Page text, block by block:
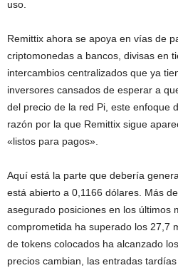
uso.
Remittix ahora se apoya en vías de
criptomonedas a bancos, divisas en
intercambios centralizados que ya
inversores cansados ​​de esperar a
del precio de la red Pi, este enfoque
razón por la que Remittix sigue
«listos para pagos».
Aquí está la parte que debería
está abierto a 0,1166 dólares. Más
asegurado posiciones en los últimos
comprometida ha superado los 27,7
de tokens colocados ha alcanzado
precios cambian, las entradas